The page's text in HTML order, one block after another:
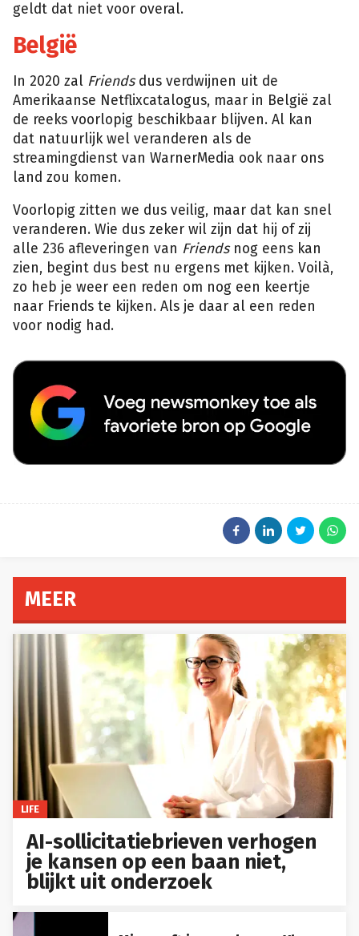
geldt dat niet voor overal.
België
In 2020 zal Friendsdus verdwijnen uit de
Amerikaanse Netflixcatalogus, maar in België zal
de reeks voorlopig beschikbaar blijven. Al kan
dat natuurlijk wel veranderen als de
streamingdienst van WarnerMedia ook naar ons
land zou komen.
Voorlopig zitten we dus veilig, maar dat kan snel
veranderen. Wie dus zeker wil zijn dat hij of zij
alle 236 afleveringen van Friendsnog eens kan
zien, begint dus best nu ergens met kijken. Voilà,
zo heb je weer een reden om nog een keertje
naar Friends te kijken. Als je daar al een reden
voor nodig had.
MEER
LIFE
AI-sollicitatiebrieven verhogen
je kansen op een baan niet,
blijkt uit onderzoek